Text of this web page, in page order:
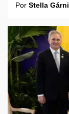
Por Stella